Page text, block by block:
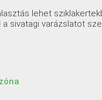
lehet
sivatagi varázslatot